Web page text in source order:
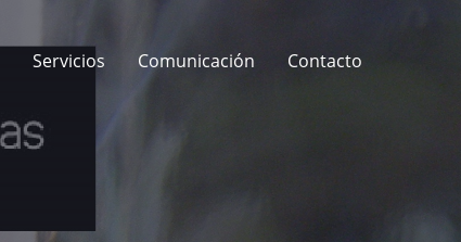
Servicios Comunicación Contacto